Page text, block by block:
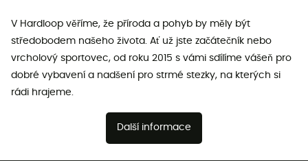
V Hardloop věříme, že příroda a pohyb by měly být
středobodem našeho života. Ať už jste začátečník nebo
vrcholový sportovec, od roku 2015 s vámi sdílíme vášeň pro
dobré vybavení a nadšení pro strmé stezky, na kterých si
rádi hrajeme.
Další informace